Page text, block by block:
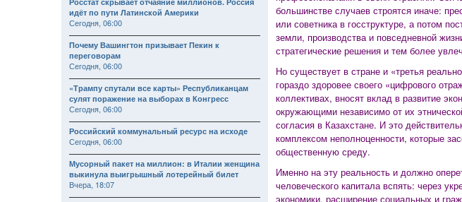
большинстве случаев строятся иначе:
или советника в госструктуре, а потом
земли, производства и повседневной
стратегические решения и тем более
Но существует в стране и «третья
гораздо здоровее своего «цифрового
коллективах, вносят вклад в развитие
окружающими независимо от их
согласия в Казахстане. И это
комплексом неполноценности, которые
общественную среду.
Именно на эту реальность и должно
человеческого капитала вспять: через
экономики, расширение социальных и
идёт по пути Латинской Америки
Сегодня, 06:00
Почему Вашингтон призывает Пекин к
переговорам
Сегодня, 06:00
«Трампу спутали все карты» Республиканцам
сулят поражение на выборах в Конгресс
Сегодня, 06:00
Российский коммунальный ресурс на исходе
Сегодня, 06:00
Мусорный пакет на миллион: в Италии женщина
выкинула выигрышный лотерейный билет
Вчера, 18:07